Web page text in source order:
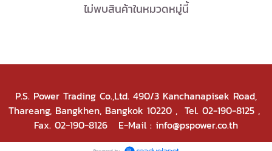
ไม่พบสินค้าในหมวดหมู่นี้
P.S. Power Trading Co.,Ltd. 490/3 Kanchanapisek Road,
Thareang, Bangkhen, Bangkok 10220 , Tel. 02-190-8125 ,
Fax. 02-190-8126 E-Mail : info@pspower.co.th